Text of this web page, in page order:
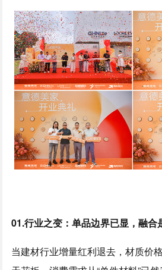
01.行业之变：单品边界已显，融合
当建材行业增量红利退去，材质价